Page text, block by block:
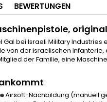
BEWERTUNGEN
Gal bei Israeli Military
von der israelischen
der Familie, eine
Airsoft-Nachbildung (manuell